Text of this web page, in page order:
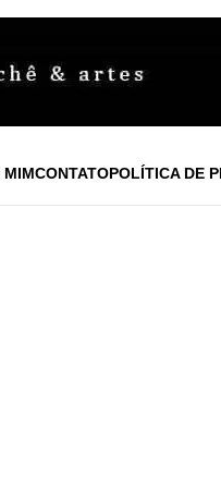
MIMCONTATOPOLÍTICA DE